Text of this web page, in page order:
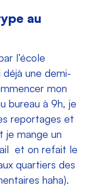
au
l’école
déjà une demi-
mon
bureau à 9h, je
reportages et
je mange un
et on refait le
quartiers des
haha).